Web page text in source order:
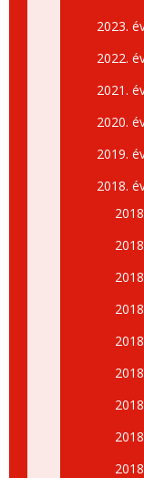
2023.
2022.
2021.
2020.
2019.
2018.